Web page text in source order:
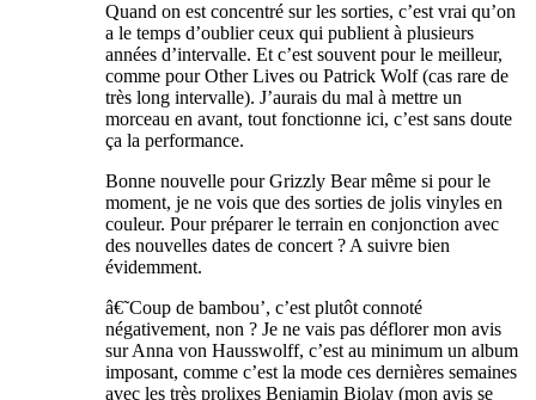
Quand on est concentré sur les sorties, c’est vrai qu’on
a le temps d’oublier ceux qui publient à plusieurs
années d’intervalle. Et c’est souvent pour le meilleur,
comme pour Other Lives ou Patrick Wolf (cas rare de
très long intervalle). J’aurais du mal à mettre un
morceau en avant, tout fonctionne ici, c’est sans doute
ça la performance.
Bonne nouvelle pour Grizzly Bear même si pour le
moment, je ne vois que des sorties de jolis vinyles en
couleur. Pour préparer le terrain en conjonction avec
des nouvelles dates de concert ? A suivre bien
évidemment.
â€˜Coup de bambou’, c’est plutôt connoté
négativement, non ? Je ne vais pas déflorer mon avis
sur Anna von Hausswolff, c’est au minimum un album
imposant, comme c’est la mode ces dernières semaines
avec les très prolixes Benjamin Biolay (mon avis se